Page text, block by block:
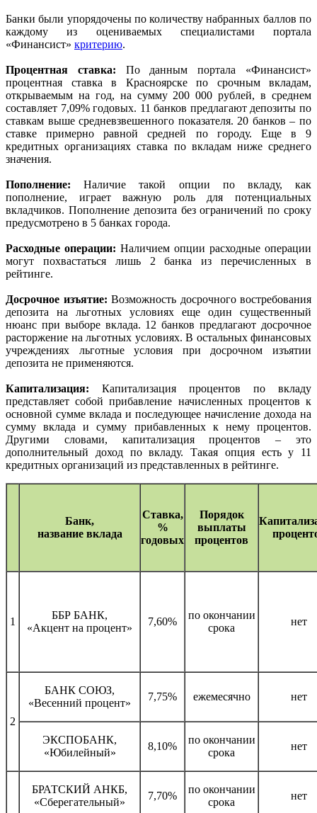
Банки были упорядочены по количеству набранных баллов по
каждому из оцениваемых специалистами портала
«Финансист» критерию.
Процентная ставка: По данным портала «Финансист»
процентная ставка в Красноярске по срочным вкладам,
открываемым на год, на сумму 200 000 рублей, в среднем
составляет 7,09% годовых. 11 банков предлагают депозиты по
ставкам выше средневзвешенного показателя. 20 банков – по
ставке примерно равной средней по городу. Еще в 9
кредитных организациях ставка по вкладам ниже среднего
значения.
Пополнение: Наличие такой опции по вкладу, как
пополнение, играет важную роль для потенциальных
вкладчиков. Пополнение депозита без ограничений по сроку
предусмотрено в 5 банках города.
Расходные операции: Наличием опции расходные операции
могут похвастаться лишь 2 банка из перечисленных в
рейтинге.
Досрочное изъятие: Возможность досрочного востребования
депозита на льготных условиях еще один существенный
нюанс при выборе вклада. 12 банков предлагают досрочное
расторжение на льготных условиях. В остальных финансовых
учреждениях льготные условия при досрочном изъятии
депозита не применяются.
Капитализация: Капитализация процентов по вкладу
представляет собой прибавление начисленных процентов к
основной сумме вклада и последующее начисление дохода на
сумму вклада и сумму прибавленных к нему процентов.
Другими словами, капитализация процентов – это
дополнительный доход по вкладу. Такая опция есть у 11
кредитных организаций из представленных в рейтинге.
Банк,
название вклада
Ставка,
%
годовых
Порядок
выплаты
процентов
1
ББР БАНК,
«Акцент на процент»
7,60%
по окончании
срока
нет
2
БАНК СОЮЗ,
«Весенний процент»
7,75% ежемесячно нет
ЭКСПОБАНК,
«Юбилейный»
8,10%
по окончании
срока
нет
БРАТСКИЙ АНКБ,
«Сберегательный»
7,70%
по окончании
срока
нет